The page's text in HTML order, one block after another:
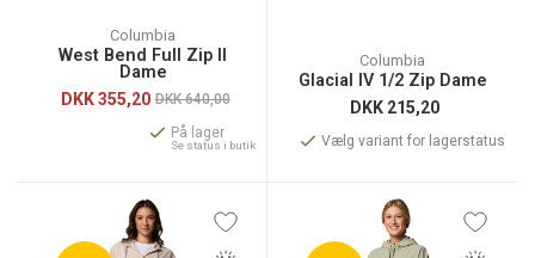
Columbia
West Bend Full Zip II
Dame
DKK355,20 DKK 640,00
På lager
Se status i butik
Columbia
Glacial IV 1/2 Zip Dame
DKK 215,20
Vælg variant for lagerstatus